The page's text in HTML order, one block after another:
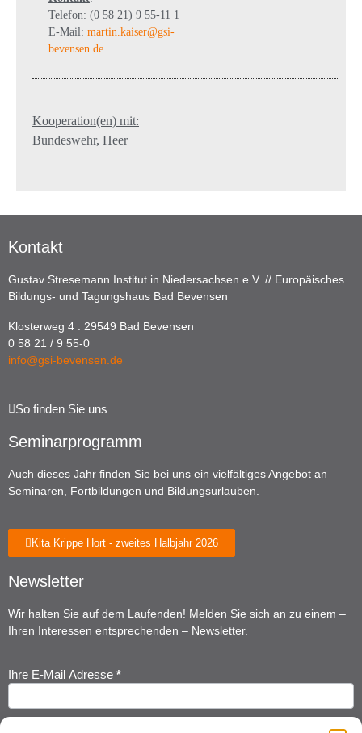
Telefon: (0 58 21) 9 55-11 1
E-Mail: martin.kaiser@gsi-
bevensen.de
Kooperation(en) mit:
Bundeswehr, Heer
Kontakt
Gustav Stresemann Institut in Niedersachsen e.V. // Europäisches
Bildungs- und Tagungshaus Bad Bevensen
Klosterweg 4 . 29549 Bad Bevensen
0 58 21 / 9 55-0
info@gsi-bevensen.de
So finden Sie uns
Seminarprogramm
Auch dieses Jahr finden Sie bei uns ein vielfältiges Angebot an
Seminaren, Fortbildungen und Bildungsurlauben.
Kita Krippe Hort - zweites Halbjahr 2026
Newsletter
Wir halten Sie auf dem Laufenden! Melden Sie sich an zu einem –
Ihren Interessen entsprechenden – Newsletter.
Newsletter
Anmeldung
Ihre E-Mail Adresse *